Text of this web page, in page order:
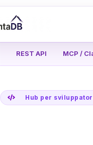
REST API MCP /
Hub per